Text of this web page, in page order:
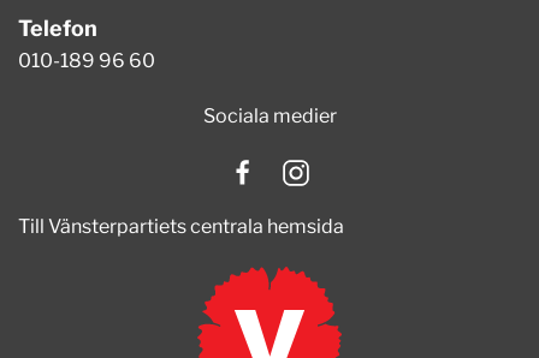
Telefon
010-189 96 60
Sociala medier
Till Vänsterpartiets centrala hemsida